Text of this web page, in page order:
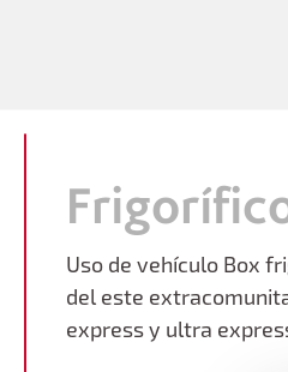
Uso de vehículo Box
del este
express y ultra